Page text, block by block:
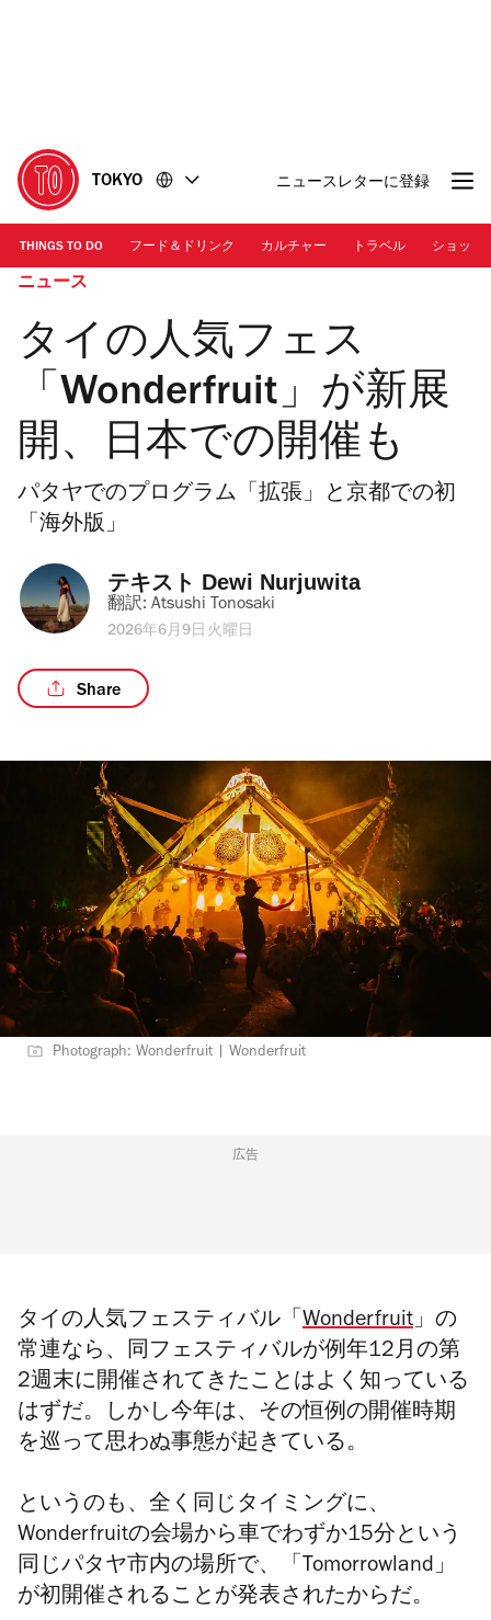
に
移
動
移
動
TOKYO ニュースレターに登録
THINGS TO DO フード＆ドリンク カルチャー トラベル ショッピ
ニュース
タイの人気フェス
「Wonderfruit」が新展
開、日本での開催も
パタヤでのプログラム「拡張」と京都での初
「海外版」
テキスト Dewi Nurjuwita
翻訳: Atsushi Tonosaki
2026年6月9日火曜日
Share
Photograph: Wonderfruit | Wonderfruit
広告
タイの人気フェスティバル「 Wonderfruit」の
常連なら、同フェスティバルが例年12月の第
2週末に開催されてきたことはよく知っている
はずだ。しかし今年は、その恒例の開催時期
を巡って 思わぬ事態が起きている。
というのも、全く同じタイミングに、
Wonderfruitの会場から車でわずか15分という
同じパタヤ市内の場所で、「Tomorrowland」
が初開催されることが発表されたからだ。